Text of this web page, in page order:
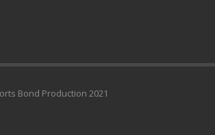
Bond Production 2021